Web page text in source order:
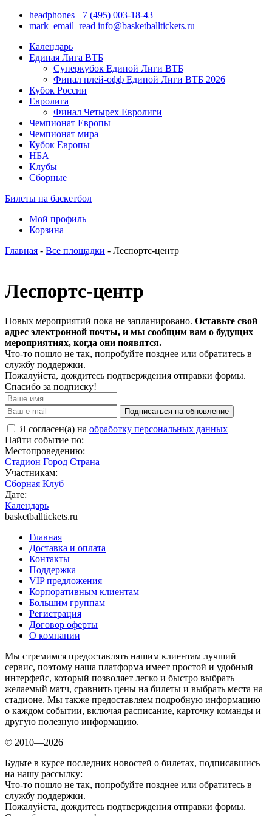
headphones +7 (495) 003-18-43
mark_email_read info@basketballtickets.ru
Календарь
Единая Лига ВТБ
Суперкубок Единой Лиги ВТБ
Финал плей-офф Единой Лиги ВТБ 2026
Кубок России
Евролига
Финал Четырех Евролиги
Чемпионат Европы
Чемпионат мира
Кубок Европы
НБА
Клубы
Сборные
Билеты на баскетбол
Мой профиль
Корзина
Главная - Все площадки - Леспортс-центр
Леспортс-центр
Новых мероприятий пока не запланировано. Оставьте свой
адрес электронной почты, и мы сообщим вам о будущих
мероприятиях, когда они появятся.
Что-то пошло не так, попробуйте позднее или обратитесь в
службу поддержки.
Пожалуйста, дождитесь подтверждения отправки формы.
Спасибо за подписку!
Подписаться на обновление
Я согласен(а) на обработку персональных данных
Найти событие по:
Местопроведению:
Стадион Город Страна
Участникам:
Сборная Клуб
Дате:
Календарь
basketballtickets.ru
Главная
Доставка и оплата
Контакты
Поддержка
VIP предложения
Корпоративным клиентам
Большим группам
Регистрация
Договор оферты
О компании
Мы стремимся предоставлять нашим клиентам лучший
сервис, поэтому наша платформа имеет простой и удобный
интерфейс, который позволяет легко и быстро выбрать
желаемый матч, сравнить цены на билеты и выбрать места на
стадионе. Мы также предоставляем подробную информацию
о каждом событии, включая расписание, карточку команды и
другую полезную информацию.
© 2010—2026
Будьте в курсе последних новостей о билетах, подписавшись
на нашу рассылку:
Что-то пошло не так, попробуйте позднее или обратитесь в
службу поддержки.
Пожалуйста, дождитесь подтверждения отправки формы.